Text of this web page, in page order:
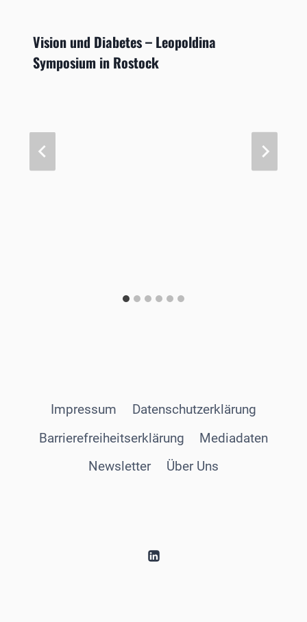
Vision und Diabetes – Leopoldina
Symposium in Rostock
Impressum
Datenschutzerklärung
Barrierefreiheitserklärung
Mediadaten
Newsletter
Über Uns